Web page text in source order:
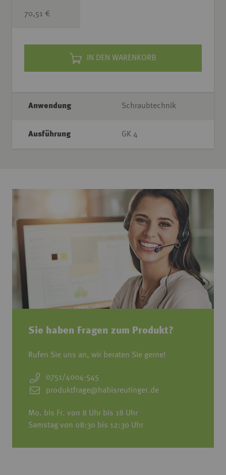
Sie haben Fragen zum Produkt?
Rufen Sie uns an, wir beraten Sie gerne!
0751/4004-545
produktfrage@habisreutinger.de
Mo. bis Fr. von 8 Uhr bis 18 Uhr
Samstag von 08:30 bis 12:30 Uhr
70,51 €
IN DEN WARENKORB
Anwendung Schraubtechnik
Ausführung GK 4